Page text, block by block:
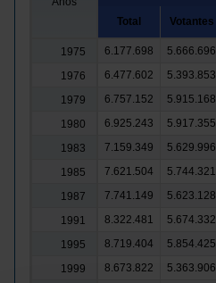
Total Votantes
1975 6.177.698 5.666.696
1976
6.477.602 5.393.853
1979
6.757.152 5.915.168
1980
6.925.243 5.917.355
1983
7.159.349 5.629.996
1985
7.621.504 5.744.321
1987
7.741.149 5.623.128
1991
8.322.481 5.674.332
1995
8.719.404 5.854.425
1999
8.673.822 5.363.906